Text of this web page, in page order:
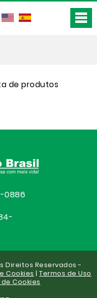
de produtos
0886
Direitos Reservados -
Cookies |Termos de Uso
Cookies